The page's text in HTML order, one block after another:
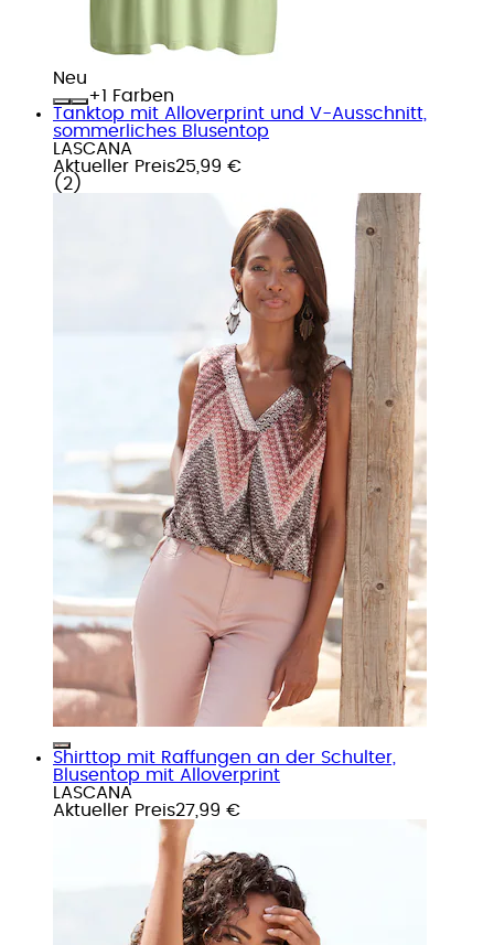
Neu
+
Farben
Tanktop mit Alloverprint und V-Ausschnitt,
sommerliches Blusentop
LASCANA
Aktueller Preis25,99 €
( 2 )
Shirttop mit Raffungen an der Schulter,
Blusentop mit Alloverprint
LASCANA
Aktueller Preis27,99 €